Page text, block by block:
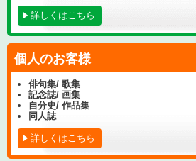
詳しくはこちら
個人のお客様
俳句集/ 歌集
記念誌/ 画集
自分史/ 作品集
同人誌
詳しくはこちら